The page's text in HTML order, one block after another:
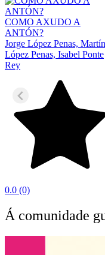
COMO AXUDO A
ANTÓN?
Jorge López Penas, Martín
López Penas, Isabel Ponte
Rey
0.0 (0)
Á comunidade